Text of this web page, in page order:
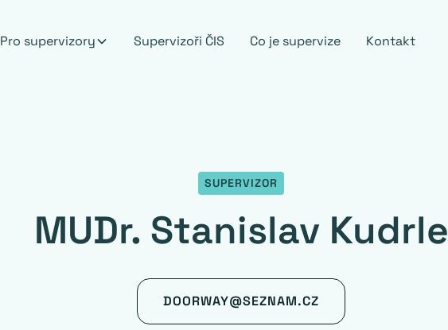
Pro supervizory Supervizoři ČIS Co je supervize Kontakt
SUPERVIZOR
MUDr. Stanislav Kudrle
DOORWAY@SEZNAM.CZ